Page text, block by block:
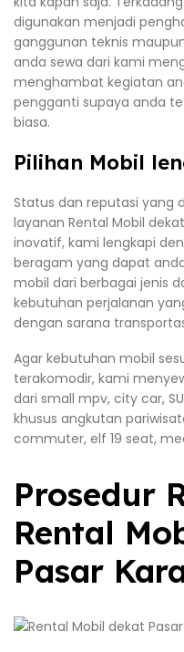
digunakan menjadi
ganggunan teknis
anda sewa dari kami
menghambat kegiatan
pengganti supaya anda
biasa.
Pilihan Mobil
Status dan reputasi yang
layanan Rental Mobil
inovatif, kami lengkapi
beragam yang dapat
mobil dari berbagai jenis
kebutuhan perjalanan
dengan sarana
Agar kebutuhan mobil
terakomodir, kami
dari small mpv, city car,
khusus angkutan
commuter, elf 19 seat,
Prosedur
Rental
Pasar